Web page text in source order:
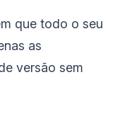
que todo o seu
as
versão sem